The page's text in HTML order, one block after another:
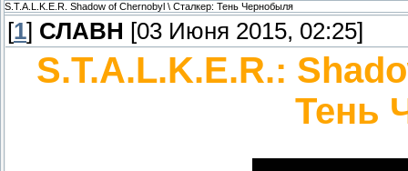
S.T.A.L.K.E.R. Shadow of Chernobyl \ Сталкер: Тень Чернобыля
[1] СЛАВН [03 Июня 2015, 02:25]
S.T.A.L.K.E.R.:
Тень